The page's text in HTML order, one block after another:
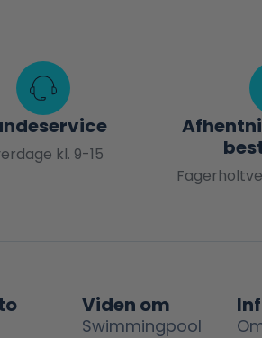
kl. 9-15
Viden om
Swimmingpool